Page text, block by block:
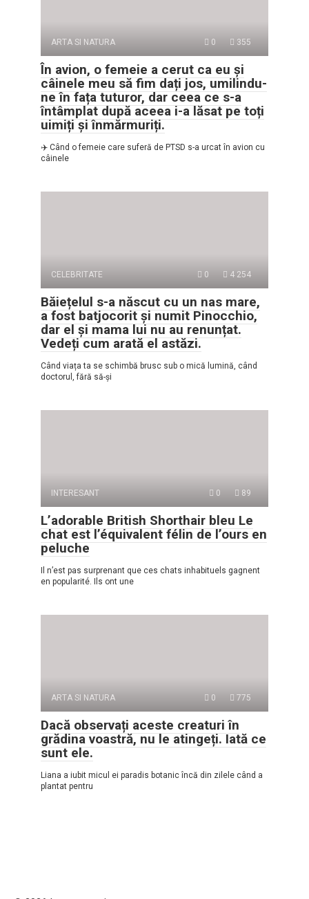
ARTA SI NATURA 0 355
În avion, o femeie a cerut ca eu și
câinele meu să fim dați jos, umilindu-
ne în fața tuturor, dar ceea ce s-a
întâmplat după aceea i-a lăsat pe toți
uimiți și înmărmuriți.
✈️ Când o femeie care suferă de PTSD s-a urcat în avion cu
câinele
CELEBRITATE 0 4 254
Băiețelul s-a născut cu un nas mare,
a fost batjocorit și numit Pinocchio,
dar el și mama lui nu au renunțat.
Vedeți cum arată el astăzi.
Când viața ta se schimbă brusc sub o mică lumină, când
doctorul, fără să-și
INTERESANT 0 89
L’adorable British Shorthair bleu Le
chat est l’équivalent félin de l’ours en
peluche
Il n’est pas surprenant que ces chats inhabituels gagnent
en popularité. Ils ont une
ARTA SI NATURA 0 775
Dacă observați aceste creaturi în
grădina voastră, nu le atingeți. Iată ce
sunt ele.
Liana a iubit micul ei paradis botanic încă din zilele când a
plantat pentru